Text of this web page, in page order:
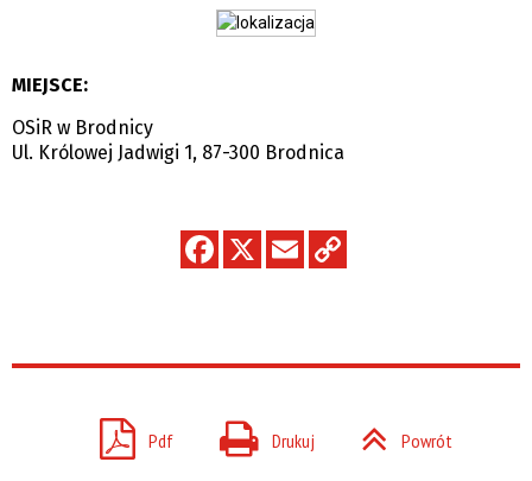
MIEJSCE:
OSiR w Brodnicy
Ul. Królowej Jadwigi 1, 87-300 Brodnica
Pdf Drukuj Powrót